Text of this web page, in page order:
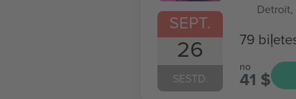
SEPT.
26
SESTD.
Detroit,
79
no
41 $